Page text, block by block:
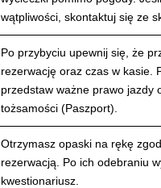
wątpliwości, skontaktuj się ze
Po przybyciu upewnij się, że
rezerwację oraz czas w kasie.
przedstaw ważne prawo jazdy
tożsamości (Paszport).
Otrzymasz opaski na rękę
rezerwacją. Po ich odebraniu
kwestionariusz.